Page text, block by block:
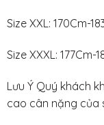
Size XXL: 170Cm-
Size XXXL: 177Cm-
Lưu Ý Quý khách
cao cân nặng của